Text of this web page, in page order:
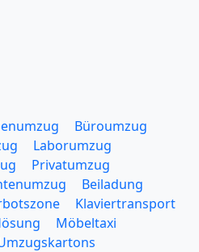
Büroumzug
Laborumzug
Privatumzug
Beiladung
Klaviertransport
Möbeltaxi